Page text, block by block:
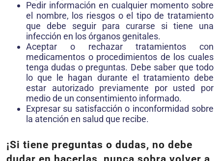
Pedir información en cualquier momento sobre
el nombre, los riesgos o el tipo de tratamiento
que debe seguir para curarse si tiene una
infección en los órganos genitales.
Aceptar o rechazar tratamientos con
medicamentos o procedimientos de los cuales
tenga dudas o preguntas. Debe saber que todo
lo que le hagan durante el tratamiento debe
estar autorizado previamente por usted por
medio de un consentimiento informado.
Expresar su satisfacción o inconformidad sobre
la atención en salud que recibe.
¡Si tiene preguntas o dudas, no debe